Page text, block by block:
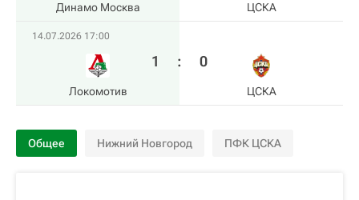
Динамо Москва ЦСКА
14.07.2026 17:00
Локомотив
1 : 0
ЦСКА
Общее Нижний Новгород ПФК ЦСКА